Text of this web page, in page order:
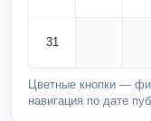
31
Цветные кнопки —
навигация по дате